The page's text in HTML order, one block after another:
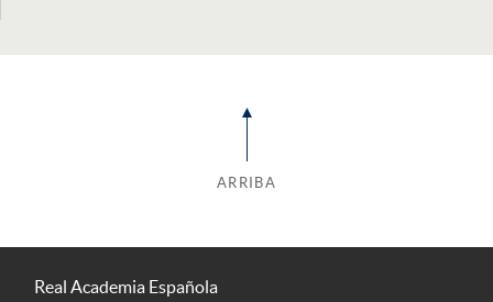
ARRIBA
Real Academia Española